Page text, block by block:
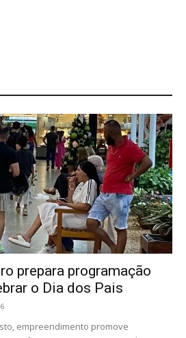
prepara programação
o Dia dos Pais
empreendimento promove